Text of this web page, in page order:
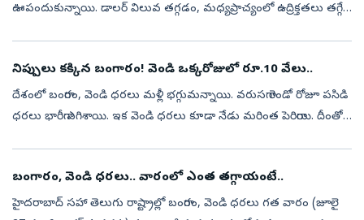
ఊపందుకున్నాయి. డాలర్ విలువ తగ్గడం, మధ్యప్రాచ్యంలో ఉద్రిక్తతలు తగ్గే
నిప్పులు కక్కిన బంగారం! వెండి ఒక్కరోజులో రూ.10 వేలు..
దేశంలో బంగారం, వెండి ధరలు మళ్లీ భగ్గుమన్నాయి. వరుసగా రెండో రోజూ పసిడి
ధరలు భారీగా ఎగిశాయి. ఇక వెండి ధరలు కూడా నేడు మరింత పెరిగాయి. దీంతో
బంగారం, వెండి‌ ధరలు.. వారంలో ఎంత తగ్గాయంటే..
హైదరాబాద్‌ సహా తెలుగు రాష్ట్రాల్లో బంగారం, వెండి ధరలు గత వారం (జూలై